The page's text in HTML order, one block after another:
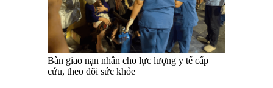
Bàn giao nạn nhân cho lực lượng y tế cấp
cứu, theo dõi sức khỏe